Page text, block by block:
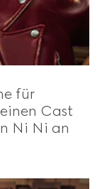
für
Cast
Ni Ni an